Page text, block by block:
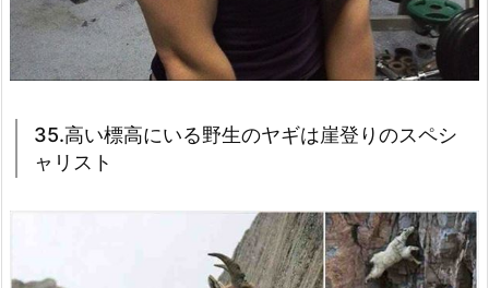
35.高い標高にいる野生のヤギは崖登りのスペシ
ャリスト